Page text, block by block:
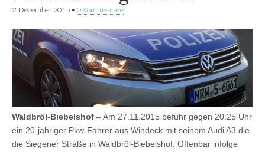
2. Dezember 2015 • 0 Kommentare
Waldbröl-Biebelshof – Am 27.11.2015 befuhr gegen 20:25 Uhr
ein 20-jähriger Pkw-Fahrer aus Windeck mit seinem Audi A3 die
die Siegener Straße in Waldbröl-Biebelshof. Offenbar infolge